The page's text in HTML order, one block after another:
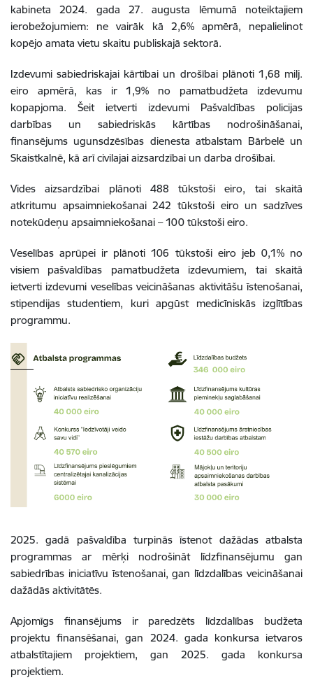
kabineta 2024. gada 27. augusta lēmumā noteiktajiem
ierobežojumiem: ne vairāk kā 2,6% apmērā, nepalielinot
kopējo amata vietu skaitu publiskajā sektorā.
Izdevumi sabiedriskajai kārtībai un drošībai plānoti 1,68 milj.
eiro apmērā, kas ir 1,9% no pamatbudžeta izdevumu
kopapjoma. Šeit ietverti izdevumi Pašvaldības policijas
darbības un sabiedriskās kārtības nodrošināšanai,
finansējums ugunsdzēsības dienesta atbalstam Bārbelē un
Skaistkalnē, kā arī civilajai aizsardzībai un darba drošībai.
Vides aizsardzībai plānoti 488 tūkstoši eiro, tai skaitā
atkritumu apsaimniekošanai 242 tūkstoši eiro un sadzīves
notekūdeņu apsaimniekošanai – 100 tūkstoši eiro.
Veselības aprūpei ir plānoti 106 tūkstoši eiro jeb 0,1% no
visiem pašvaldības pamatbudžeta izdevumiem, tai skaitā
ietverti izdevumi veselības veicināšanas aktivitāšu īstenošanai,
stipendijas studentiem, kuri apgūst medicīniskās izglītības
programmu.
2025. gadā pašvaldība turpinās īstenot dažādas atbalsta
programmas ar mērķi nodrošināt līdzfinansējumu gan
sabiedrības iniciatīvu īstenošanai, gan līdzdalības veicināšanai
dažādās aktivitātēs.
Apjomīgs finansējums ir paredzēts līdzdalības budžeta
projektu finansēšanai, gan 2024. gada konkursa ietvaros
atbalstītajiem projektiem, gan 2025. gada konkursa
projektiem.